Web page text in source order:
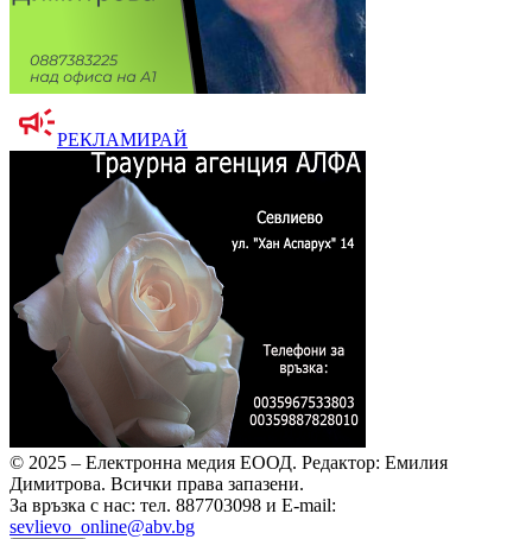
РЕКЛАМИРАЙ
© 2025 – Електронна медия ЕООД. Редактор: Емилия
Димитрова. Всички права запазени.
За връзка с нас: тел. 887703098 и E-mail:
sevlievo_online@abv.bg